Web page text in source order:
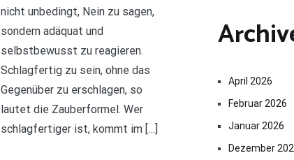
nicht unbedingt, Nein zu sagen,
sondern adäquat und
selbstbewusst zu reagieren.
Schlagfertig zu sein, ohne das
Gegenüber zu erschlagen, so
lautet die Zauberformel. Wer
schlagfertiger ist, kommt im […]
April 2026
Februar 2026
Januar 2026
Dezember